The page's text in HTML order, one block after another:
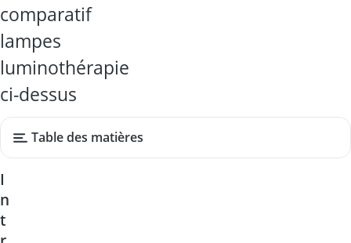
comparatif
lampes
luminothérapie
ci-dessus
Table des matières
I
n
t